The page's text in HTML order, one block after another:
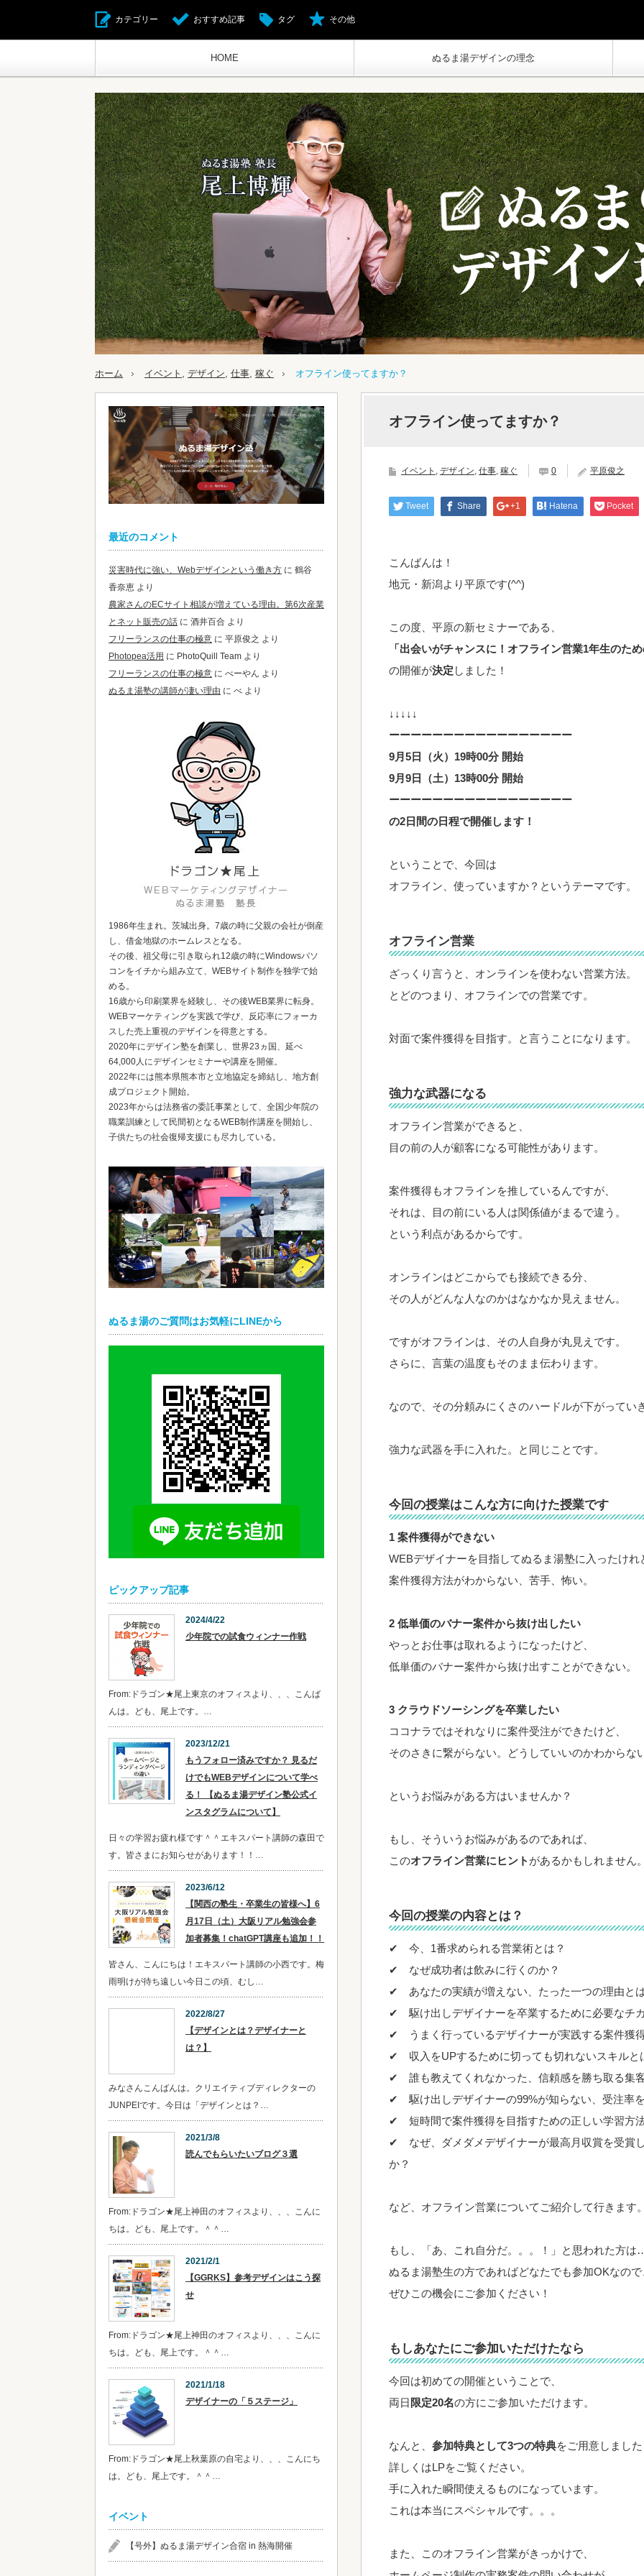
HOME ぬるま湯デザインの理念
カテゴリー おすすめ記事 タグ その他
ホーム イベント , デザイン, 仕事, 稼ぐ オフライン使ってますか？
オフライン使ってますか？
イベント , デザイン, 仕事, 稼ぐ 0 平原俊之
Tweet Share +1 Hatena Pocket
こんばんは！
地元・新潟より平原です(^^)
この度、平原の新セミナーである、
「出会いがチャンスに！オフライン営業1年生のた
の開催が決定 しました！
↓↓↓↓↓
ーーーーーーーーーーーーーーーーー
9月5日（火）19時00分 開始
9月9日（土）13時00分 開始
ーーーーーーーーーーーーーーーーー
の2日間の日程で開催します！
ということで、今回は
オフライン、使っていますか？というテーマです。
オフライン営業
ざっくり言うと、オンラインを使わない営業方法。
とどのつまり、オフラインでの営業です。
対面で案件獲得を目指す。と言うことになります。
強力な武器になる
オフライン営業ができると、
目の前の人が顧客になる可能性があります。
案件獲得もオフラインを推しているんですが、
それは、目の前にいる人は関係値がまるで違う。
という利点があるからです。
オンラインはどこからでも接続できる分、
その人がどんな人なのかはなかなか見えません。
ですがオフラインは、その人自身が丸見えです。
さらに、言葉の温度もそのまま伝わります。
なので、その分頼みにくさのハードルが下がってい
強力な武器を手に入れた。と同じことです。
今回の授業はこんな方に向けた授業です
1 案件獲得ができない
WEBデザイナーを目指してぬるま湯塾に入ったけれ
案件獲得方法がわからない、苦手、怖い。
2 低単価のバナー案件から抜け出したい
やっとお仕事は取れるようになったけど、
低単価のバナー案件から抜け出すことができない。
3 クラウドソーシングを卒業したい
ココナラではそれなりに案件受注ができたけど、
そのさきに繋がらない。どうしていいのかわからな
というお悩みがある方はいませんか？
もし、そういうお悩みがあるのであれば、
このオフライン営業にヒント があるかもしれません
今回の授業の内容とは？
✔ 今、1番求められる営業術とは？
✔ なぜ成功者は飲みに行くのか？
✔ あなたの実績が増えない、たった一つの理由と
✔ 駆け出しデザイナーを卒業するために必要なチ
✔ うまく行っているデザイナーが実践する案件獲
✔ 収入をUPするために切っても切れないスキルと
✔ 誰も教えてくれなかった、信頼感を勝ち取る集
✔ 駆け出しデザイナーの99%が知らない、受注率
✔ 短時間で案件獲得を目指すための正しい学習方
✔ なぜ、ダメダメデザイナーが最高月収賞を受賞
か？
など、オフライン営業についてご紹介して行きます
もし、「あ、これ自分だ。。。！」と思われた方は
ぬるま湯塾生の方であればどなたでも参加OKなので
ぜひこの機会にご参加ください！
もしあなたにご参加いただけたなら
今回は初めての開催ということで、
両日 限定20名の方にご参加いただけます。
なんと、 参加特典として3つの特典をご用意しまし
詳しくはLPをご覧ください。
手に入れた瞬間使えるものになっています。
これは本当にスペシャルです。。。
また、このオフライン営業がきっかけで、
最近のコメント
災害時代に強い、Webデザインという働き方 に 鶴谷
香奈恵 より
農家さんのECサイト相談が増えている理由。第6次産業
とネット販売の話 に 酒井百合 より
フリーランスの仕事の極意 に 平原俊之 より
Photopea活用 に PhotoQuill Team より
フリーランスの仕事の極意 に べーやん より
ぬるま湯塾の講師が凄い理由 に べ より
1986年生まれ。茨城出身。7歳の時に父親の会社が倒産
し、借金地獄のホームレスとなる。
その後、祖父母に引き取られ12歳の時にWindowsパソ
コンをイチから組み立て、WEBサイト制作を独学で始
める。
16歳から印刷業界を経験し、その後WEB業界に転身。
WEBマーケティングを実践で学び、反応率にフォーカ
スした売上重視のデザインを得意とする。
2020年にデザイン塾を創業し、世界23ヵ国、延べ
64,000人にデザインセミナーや講座を開催。
2022年には熊本県熊本市と立地協定を締結し、地方創
成プロジェクト開始。
2023年からは法務省の委託事業として、全国少年院の
職業訓練として民間初となるWEB制作講座を開始し、
子供たちの社会復帰支援にも尽力している。
ぬるま湯のご質問はお気軽にLINEから
ピックアップ記事
2024/4/22
少年院での試食ウィンナー作戦
From:ドラゴン★尾上東京のオフィスより、、、こんば
んは。ども、尾上です。…
2023/12/21
​​もうフォロー済みですか？ 見るだ
けでもWEBデザインについて学べ
る！ 【ぬるま湯デザイン塾公式イ
ンスタグラムについて】
日々の学習お疲れ様です＾＾エキスパート講師の森田で
す。皆さまにお知らせがあります！！…
2023/6/12
【関西の塾生・卒業生の皆様へ】6
月17日（土）大阪リアル勉強会参
加者募集！chatGPT講座も追加！！
皆さん、こんにちは！エキスパート講師の小西です。梅
雨明けが待ち遠しい今日この頃、むし…
2022/8/27
【デザインとは？デザイナーと
は？】
みなさんこんばんは。クリエイティブディレクターの
JUNPEIです。今日は「デザインとは？…
2021/3/8
読んでもらいたいブログ３選
From:ドラゴン★尾上神田のオフィスより、、、こんに
ちは。ども、尾上です。＾＾…
2021/2/1
【GGRKS】参考デザインはこう探
せ
From:ドラゴン★尾上神田のオフィスより、、、こんに
ちは。ども、尾上です。＾＾…
2021/1/18
デザイナーの「５ステージ」
From:ドラゴン★尾上秋葉原の自宅より、、、こんにち
は。ども、尾上です。＾＾…
イベント
【号外】ぬるま湯デザイン合宿 in 熱海開催